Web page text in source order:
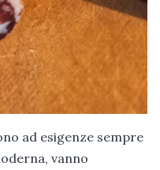
ad esigenze sempre
vanno